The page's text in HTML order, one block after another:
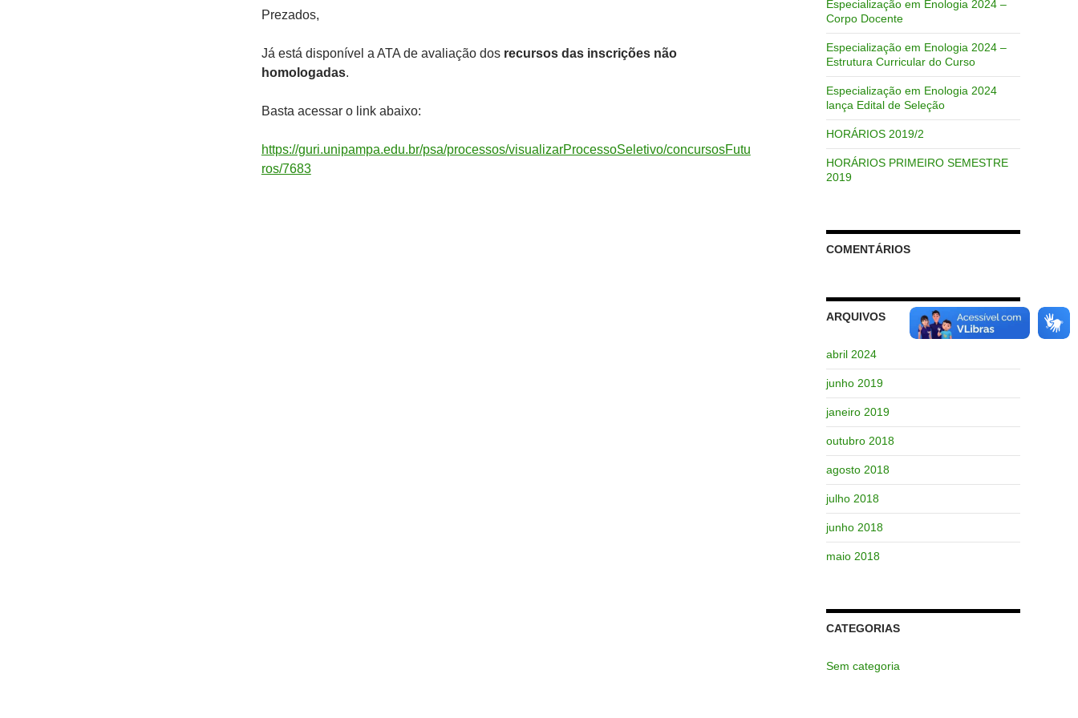
Prezados,
Já está disponível a ATA de avaliação dos recursos das inscrições não
homologadas.
Basta acessar o link abaixo:
https://guri.unipampa.edu.br/psa/processos/visualizarProcessoSeletivo/concursosFutu
ros/7683
Especialização em Enologia 2024 –
Corpo Docente
Especialização em Enologia 2024 –
Estrutura Curricular do Curso
Especialização em Enologia 2024
lança Edital de Seleção
HORÁRIOS 2019/2
HORÁRIOS PRIMEIRO SEMESTRE
2019
COMENTÁRIOS
ARQUIVOS
abril 2024
junho 2019
janeiro 2019
outubro 2018
agosto 2018
julho 2018
junho 2018
maio 2018
CATEGORIAS
Sem categoria